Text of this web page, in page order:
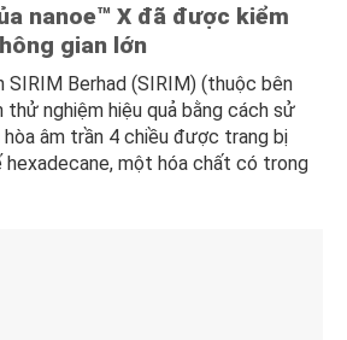
nanoe™ X đã được kiểm
gian lớn
SIRIM Berhad (SIRIM) (thuộc bên
thử nghiệm hiệu quả bằng cách sử
âm trần 4 chiều được trang bị
một hóa chất có trong